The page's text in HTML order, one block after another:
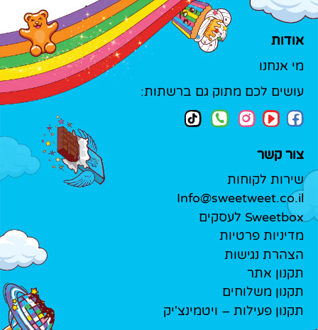
אודות
מי אנחנו
עושים לכם מתוק גם ברשתות:
צור קשר
שירות לקוחות
Info@sweetweet.co.il
Sweetbox לעסקים
מדיניות פרטיות
הצהרת נגישות
תקנון אתר
תקנון משלוחים
תקנון פעילות – ויטמינצ'יק